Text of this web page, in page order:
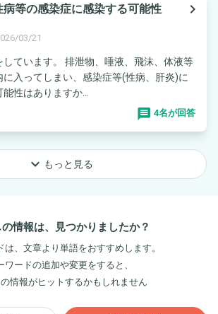
等の感染症に感染する可能性
navigate_next
03/21
ています。 排泄物、唾液、飛沫、体液等
入ってしまい、感染症等(性病、肝炎)に
性はありますか...
4名が回答
keyboard_arrow_down もっと見る
情報は、見つかりましたか？
は、文章より単語をおすすめします。
ワードの追加や変更をすると、
情報がヒットするかもしれません